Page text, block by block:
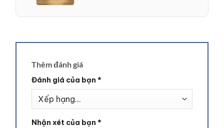
Thêm đánh giá
Đánh giá của bạn *
Nhận xét của bạn *